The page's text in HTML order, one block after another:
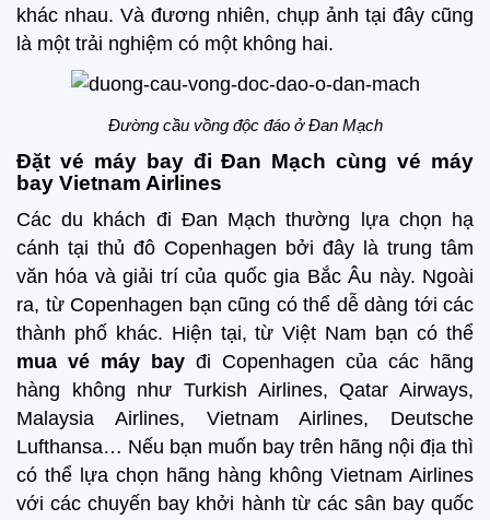
khác nhau. Và đương nhiên, chụp ảnh tại đây cũng
là một trải nghiệm có một không hai.
Đường cầu vồng độc đáo ở Đan Mạch
Đặt vé máy bay đi Đan Mạch cùng vé máy
bay Vietnam Airlines
Các du khách đi Đan Mạch thường lựa chọn hạ
cánh tại thủ đô Copenhagen bởi đây là trung tâm
văn hóa và giải trí của quốc gia Bắc Âu này. Ngoài
ra, từ Copenhagen bạn cũng có thể dễ dàng tới các
thành phố khác. Hiện tại, từ Việt Nam bạn có thể
mua vé máy bay đi Copenhagen của các hãng
hàng không như Turkish Airlines, Qatar Airways,
Malaysia Airlines, Vietnam Airlines, Deutsche
Lufthansa… Nếu bạn muốn bay trên hãng nội địa thì
có thể lựa chọn hãng hàng không Vietnam Airlines
với các chuyến bay khởi hành từ các sân bay quốc